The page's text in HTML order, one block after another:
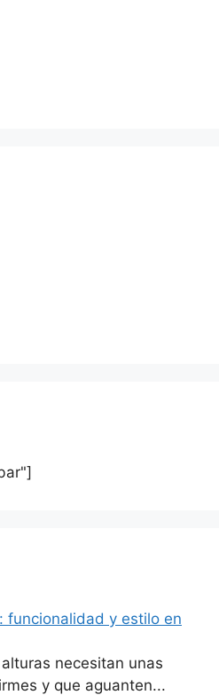
funcionalidad y estilo en
necesitan unas
y que aguanten...